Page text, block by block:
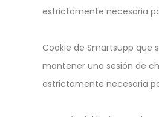
estrictamente necesaria
Cookie de Smartsupp que
mantener una sesión de
estrictamente necesaria